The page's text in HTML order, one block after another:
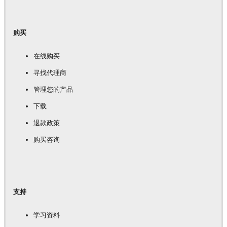
购买
在线购买
寻找代理商
管理您的产品
下载
退款政策
购买咨询
支持
学习资料